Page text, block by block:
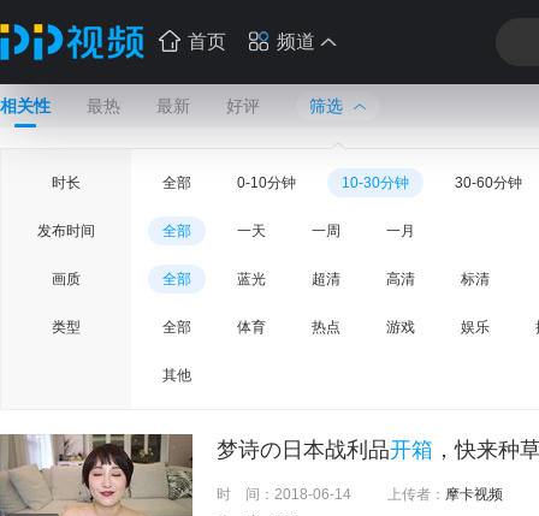
首页 频道
相关性 最热 最新 好评 筛选
时长 全部 0-10分钟 10-30分钟 30-60分钟
发布时间 全部 一天 一周 一月
画质 全部 蓝光 超清 高清 标清
类型 全部 体育 热点 游戏 娱乐
其他
梦诗の日本战利品开箱 ，快来种
时 间： 2018-06-14 上传者： 摩卡视频